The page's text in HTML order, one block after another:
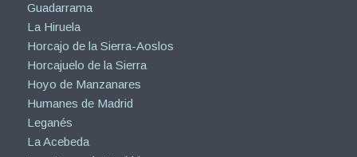
Guadarrama
La Hiruela
Horcajo de la Sierra-Aoslos
Horcajuelo de la Sierra
Hoyo de Manzanares
Humanes de Madrid
Leganés
La Acebeda